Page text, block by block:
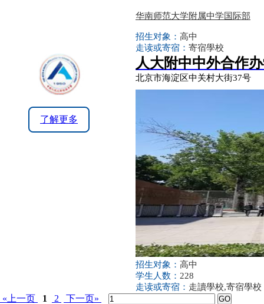
华南师范大学附属中学国际部
招生对象： 高中
走读或寄宿： 寄宿學校
了解更多
人大附中中外合作
北京市海淀区中关村大街37号
招生对象： 高中
学生人数： 228
走读或寄宿： 走讀學校,寄宿學校
«上一页 1 2 下一页»